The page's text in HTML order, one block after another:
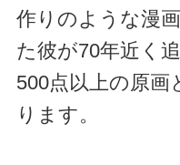
作りのような漫
た彼が70年近く
500点以上の原画
ります。